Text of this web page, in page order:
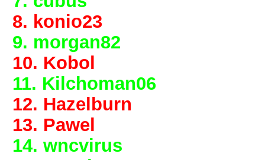
8. konio23
9. morgan82
10. Kobol
11. Kilchoman06
12. Hazelburn
13. Pawel
14. wncvirus